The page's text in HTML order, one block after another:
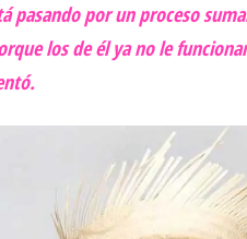
pasando por un proceso
los de él ya no le